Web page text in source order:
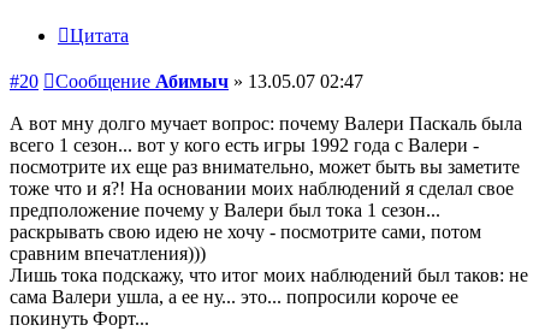
Цитата
#20 Сообщение Абимыч » 13.05.07 02:47
А вот мну долго мучает вопрос: почему Валери Паскаль была
всего 1 сезон... вот у кого есть игры 1992 года с Валери -
посмотрите их еще раз внимательно, может быть вы заметите
тоже что и я?! На основании моих наблюдений я сделал свое
предположение почему у Валери был тока 1 сезон...
раскрывать свою идею не хочу - посмотрите сами, потом
сравним впечатления)))
Лишь тока подскажу, что итог моих наблюдений был таков: не
сама Валери ушла, а ее ну... это... попросили короче ее
покинуть Форт...